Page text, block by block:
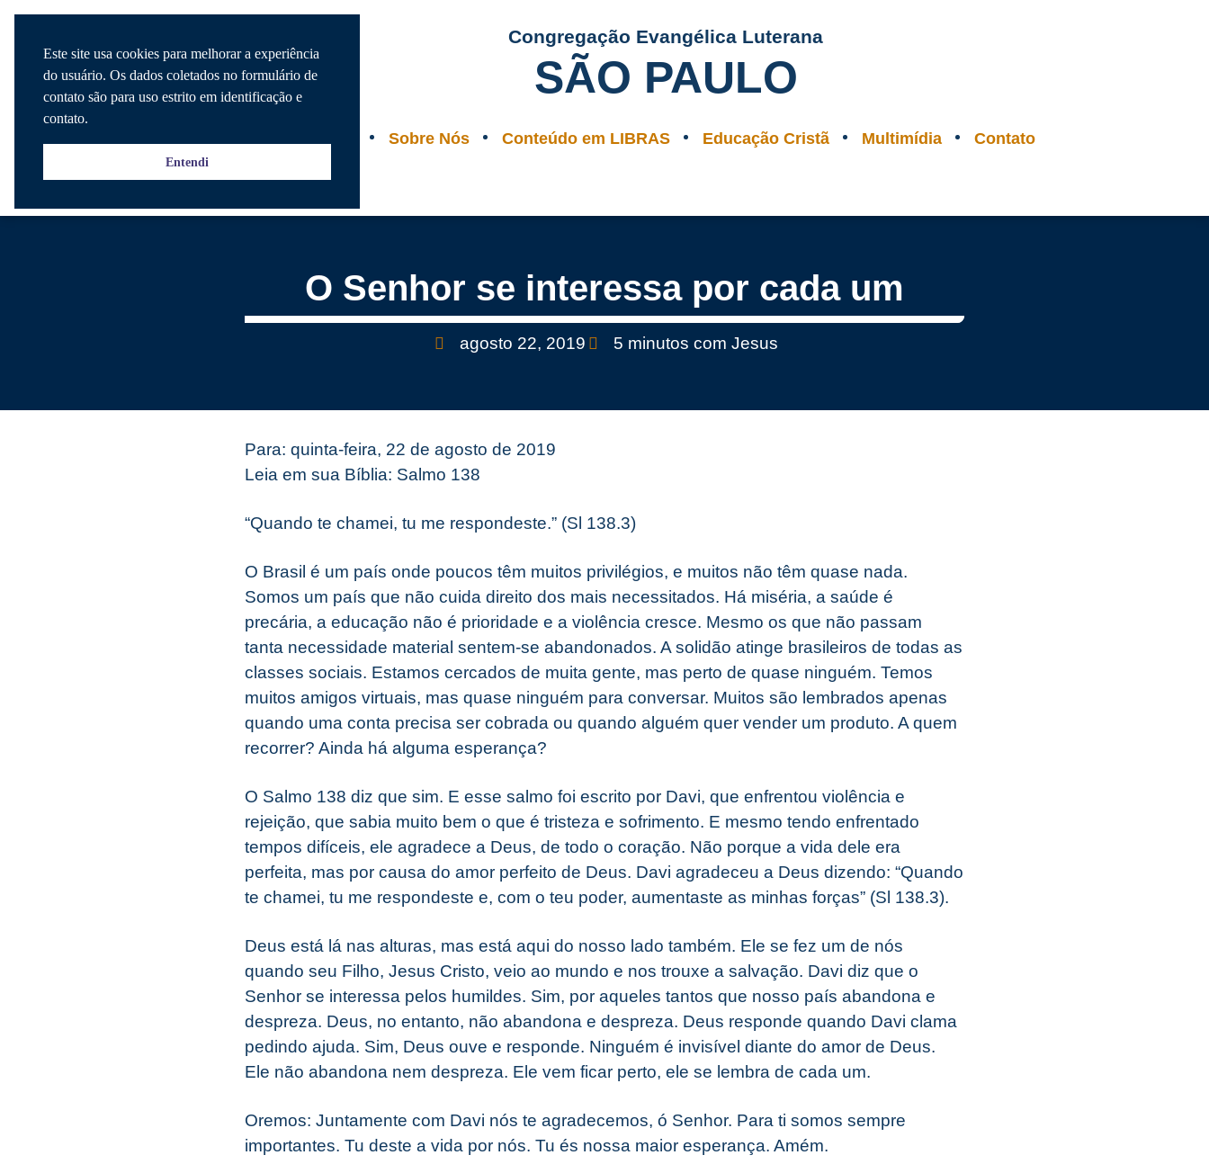
Congregação Evangélica Luterana
SÃO PAULO
Sobre Nós Conteúdo em LIBRAS Educação Cristã Multimídia Contato
O Senhor se interessa por cada um
agosto 22, 2019 5 minutos com Jesus
Para: quinta-feira, 22 de agosto de 2019
Leia em sua Bíblia: Salmo 138
“Quando te chamei, tu me respondeste.” (Sl 138.3)
O Brasil é um país onde poucos têm muitos privilégios, e muitos não têm quase nada.
Somos um país que não cuida direito dos mais necessitados. Há miséria, a saúde é
precária, a educação não é prioridade e a violência cresce. Mesmo os que não passam
tanta necessidade material sentem-se abandonados. A solidão atinge brasileiros de todas as
classes sociais. Estamos cercados de muita gente, mas perto de quase ninguém. Temos
muitos amigos virtuais, mas quase ninguém para conversar. Muitos são lembrados apenas
quando uma conta precisa ser cobrada ou quando alguém quer vender um produto. A quem
recorrer? Ainda há alguma esperança?
O Salmo 138 diz que sim. E esse salmo foi escrito por Davi, que enfrentou violência e
rejeição, que sabia muito bem o que é tristeza e sofrimento. E mesmo tendo enfrentado
tempos difíceis, ele agradece a Deus, de todo o coração. Não porque a vida dele era
perfeita, mas por causa do amor perfeito de Deus. Davi agradeceu a Deus dizendo: “Quando
te chamei, tu me respondeste e, com o teu poder, aumentaste as minhas forças” (Sl 138.3).
Deus está lá nas alturas, mas está aqui do nosso lado também. Ele se fez um de nós
quando seu Filho, Jesus Cristo, veio ao mundo e nos trouxe a salvação. Davi diz que o
Senhor se interessa pelos humildes. Sim, por aqueles tantos que nosso país abandona e
despreza. Deus, no entanto, não abandona e despreza. Deus responde quando Davi clama
pedindo ajuda. Sim, Deus ouve e responde. Ninguém é invisível diante do amor de Deus.
Ele não abandona nem despreza. Ele vem ficar perto, ele se lembra de cada um.
Oremos: Juntamente com Davi nós te agradecemos, ó Senhor. Para ti somos sempre
importantes. Tu deste a vida por nós. Tu és nossa maior esperança. Amém.
Este site usa cookies para melhorar a experiência
do usuário. Os dados coletados no formulário de
contato são para uso estrito em identificação e
contato.
Entendi